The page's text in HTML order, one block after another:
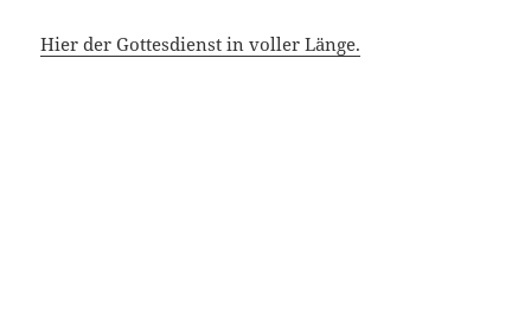
Hier der Gottesdienst in voller Länge.